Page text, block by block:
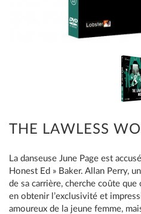
THE LAWLESS
La danseuse June Page est
Honest Ed » Baker. Allan Perry,
de sa carrière, cherche coûte
en obtenir l’exclusivité et
amoureux de la jeune femme,